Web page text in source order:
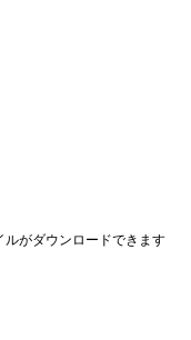
がダウンロードできます